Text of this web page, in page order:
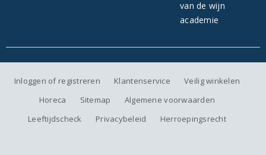
Inloggen of registreren Klantenservice
Veilig winkelen
Horeca
Sitemap
Algemene voorwaarden
Leeftijdscheck
Privacybeleid Herroepingsrecht